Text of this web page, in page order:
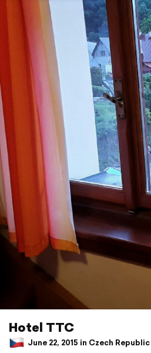
Hotel TTC
June 22, 2015 in Czech Republic